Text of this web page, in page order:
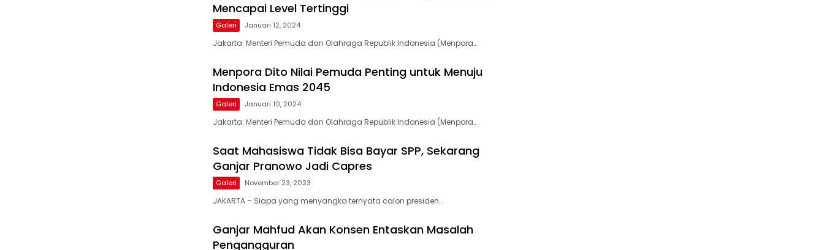
Mencapai Level Tertinggi
Galeri Januari 12, 2024
Jakarta: Menteri Pemuda dan Olahraga Republik Indonesia (Menpora…
Menpora Dito Nilai Pemuda Penting untuk Menuju
Indonesia Emas 2045
Galeri Januari 10, 2024
Jakarta: Menteri Pemuda dan Olahraga Republik Indonesia (Menpora…
Saat Mahasiswa Tidak Bisa Bayar SPP, Sekarang
Ganjar Pranowo Jadi Capres
Galeri November 23, 2023
JAKARTA – Siapa yang menyangka ternyata calon presiden…
Ganjar Mahfud Akan Konsen Entaskan Masalah
Pengangguran